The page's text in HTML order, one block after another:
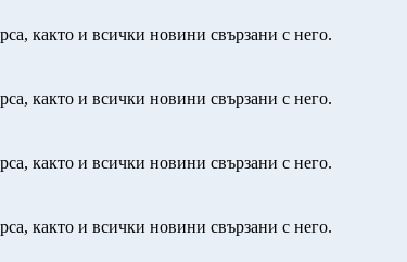
както и всички новини свързани с него.
както и всички новини свързани с него.
както и всички новини свързани с него.
както и всички новини свързани с него.